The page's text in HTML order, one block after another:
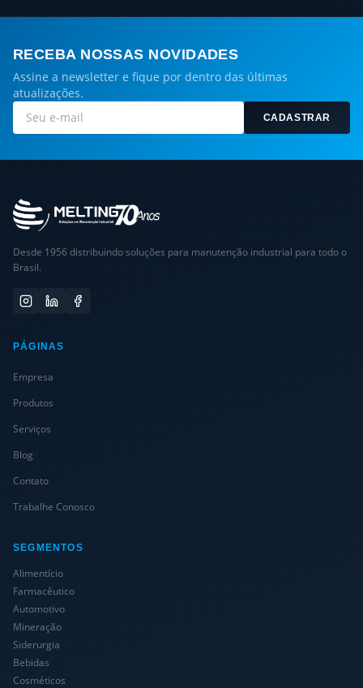
RECEBA NOSSAS NOVIDADES
Assine a newsletter e fique por dentro das últimas
atualizações.
CADASTRAR
Desde 1956 distribuindo soluções para manutenção industrial para todo o
Brasil.
PÁGINAS
Empresa
Produtos
Serviços
Blog
Contato
Trabalhe Conosco
SEGMENTOS
Alimentício
Farmacêutico
Automotivo
Mineração
Siderurgia
Bebidas
Cosméticos